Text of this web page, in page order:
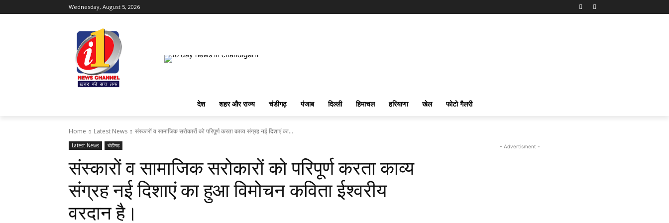
Wednesday, August 5, 2026
देश शहर और राज्य चंडीगढ़ पंजाब दिल्ली हिमाचल हरियाणा खेल फोटो गैलरी
Home Latest News संस्कारों व सामाजिक सरोकारों को परिपूर्ण करता काव्य संग्रह नई दिशाएं का...
Latest News चंडीगढ़
संस्कारों व सामाजिक सरोकारों को परिपूर्ण करता काव्य
संग्रह नई दिशाएं का हुआ विमोचन कविता ईश्वरीय
वरदान है।
- Advertisment -